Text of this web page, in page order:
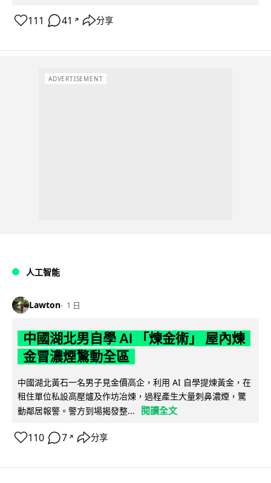
111 41 ↗ 分享
ADVERTISEMENT
人工智能
Lawton 1 日
中國湖北男自學 AI 「煉金術」 屋內煉
金冒濃煙驚動全區
中國湖北黃石一名男子見金價高企，利用 AI 自學提煉黃金，在
租住單位私設高壓爐及作坊冶煉，過程產生大量刺鼻濃煙，驚
動鄰居報警。警方到場揭發整...
閱讀全文
110 7 ↗ 分享